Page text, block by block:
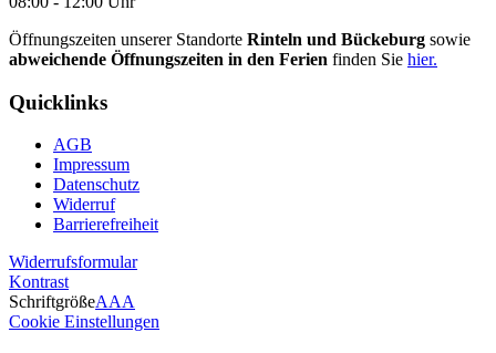
Öffnungszeiten unserer Standorte Rinteln und Bückeburg sowie
abweichende Öffnungszeiten in den Ferien finden Sie hier.
Quicklinks
AGB
Impressum
Datenschutz
Widerruf
Barrierefreiheit
Widerrufsformular
Kontrast
SchriftgrößeAAA
Cookie Einstellungen